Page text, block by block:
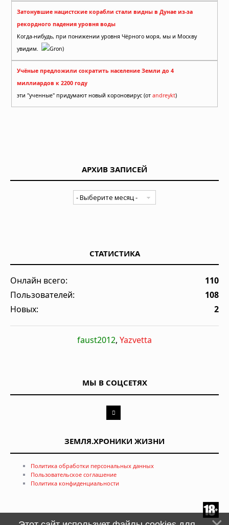
Затонувшие нацистские корабли стали видны в Дунае из-за
рекордного падения уровня воды
Когда-нибудь, при понижении уровня Чёрного моря, мы и Москву
увидим.
Gron)
Учёные предложили сократить население Земли до 4
миллиардов к 2200 году
эти "ученные" придумают новый короновирус (от andreykt)
АРХИВ ЗАПИСЕЙ
СТАТИСТИКА
Онлайн всего:
110
Пользователей:
108
Новых:
2
faust2012, Yazvetta
МЫ В СОЦСЕТЯХ
ЗЕМЛЯ.ХРОНИКИ ЖИЗНИ
Политика обработки персональных данных
Пользовательское соглашение
Политика конфиденциальности